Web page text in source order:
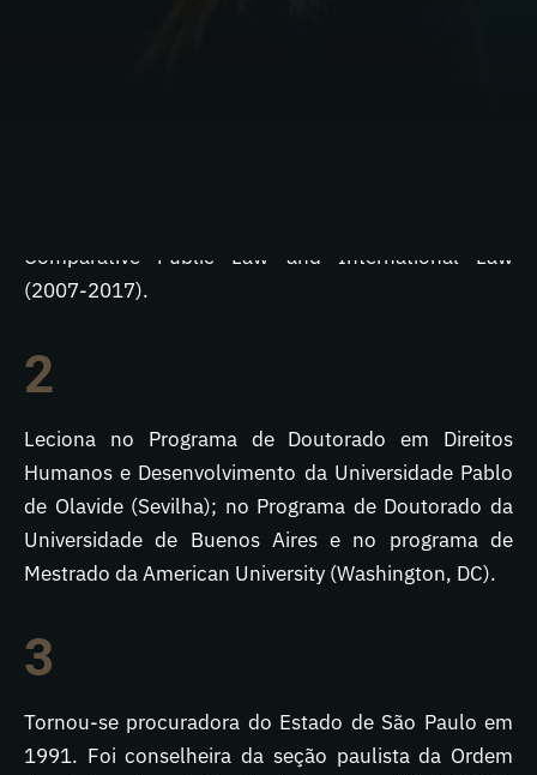
Comparative Public Law and International Law
(2007-2017).
2
Leciona no Programa de Doutorado em Direitos
Humanos e Desenvolvimento da Universidade Pablo
de Olavide (Sevilha); no Programa de Doutorado da
Universidade de Buenos Aires e no programa de
Mestrado da American University (Washington, DC).
3
Tornou-se procuradora do Estado de São Paulo em
1991. Foi conselheira da seção paulista da Ordem